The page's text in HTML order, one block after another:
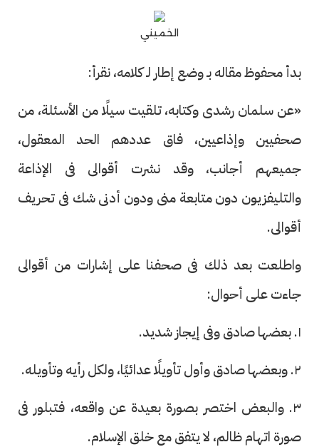
الخميني
بدأ محفوظ مقاله بـ وضع إطار لـ كلامه، نقرأ:
«عن سلمان رشدى وكتابه، تلقيت سيلًا من الأسئلة، من
صحفيين وإذاعيين، فاق عددهم الحد المعقول،
جميعهم أجانب، وقد نشرت أقوالى فى الإذاعة
والتليفزيون دون متابعة منى ودون أدنى شك فى تحريف
أقوالى.
واطلعت بعد ذلك فى صحفنا على إشارات من أقوالى
جاءت على أحوال:
١. بعضها صادق وفى إيجاز شديد.
٢. وبعضها صادق وأول تأويلًا عدائيًا، ولكل رأيه وتأويله.
٣. والبعض اختصر بصورة بعيدة عن واقعه، فتبلور فى
صورة اتهام ظالم، لا يتفق مع خلق الإسلام.